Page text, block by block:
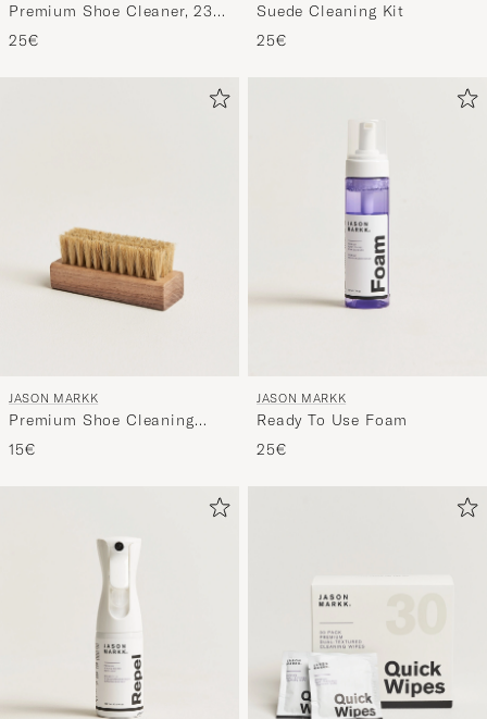
Premium Shoe Cleaner, 236
ml
25€
Suede Cleaning Kit
25€
JASON MARKK
Premium Shoe Cleaning
Brush
15€
JASON MARKK
Ready To Use Foam
25€